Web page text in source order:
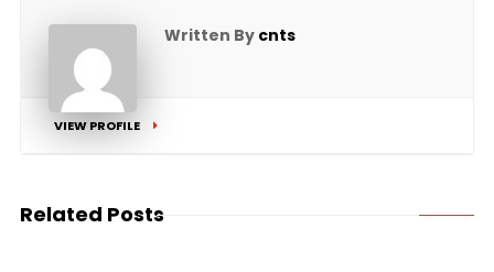
Written By cnts
VIEW PROFILE
Related Posts